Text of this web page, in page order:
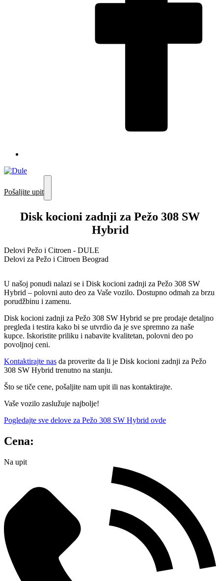
Pošaljite upit
Disk kocioni zadnji za Pežo 308 SW
Hybrid
Delovi Pežo i Citroen - DULE
Delovi za Pežo i Citroen Beograd
U našoj ponudi nalazi se i Disk kocioni zadnji za Pežo 308 SW
Hybrid – polovni auto deo za Vaše vozilo. Dostupno odmah za brzu
porudžbinu i zamenu.
Disk kocioni zadnji za Pežo 308 SW Hybrid se pre prodaje detaljno
pregleda i testira kako bi se utvrdio da je sve spremno za naše
kupce. Iskoristite priliku i nabavite kvalitetan, polovni deo po
povoljnoj ceni.
Kontaktirajte nas da proverite da li je Disk kocioni zadnji za Pežo
308 SW Hybrid trenutno na stanju.
Što se tiče cene, pošaljite nam upit ili nas kontaktirajte.
Vaše vozilo zaslužuje najbolje!
Pogledajte sve delove za Pežo 308 SW Hybrid ovde
Cena:
Na upit